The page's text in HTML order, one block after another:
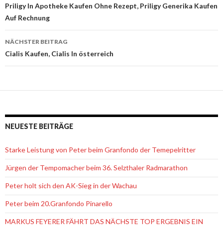
Beitrags-
Navigation
Priligy In Apotheke Kaufen Ohne Rezept, Priligy Generika Kaufen
Auf Rechnung
NÄCHSTER BEITRAG
Cialis Kaufen, Cialis In österreich
NEUESTE BEITRÄGE
Starke Leistung von Peter beim Granfondo der Temepelritter
Jürgen der Tempomacher beim 36. Selzthaler Radmarathon
Peter holt sich den AK-Sieg in der Wachau
Peter beim 20.Granfondo Pinarello
MARKUS FEYERER FÄHRT DAS NÄCHSTE TOP ERGEBNIS EIN